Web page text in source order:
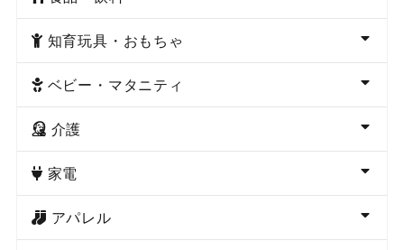
知育玩具・おもちゃ
ベビー・マタニティ
介護
家電
アパレル